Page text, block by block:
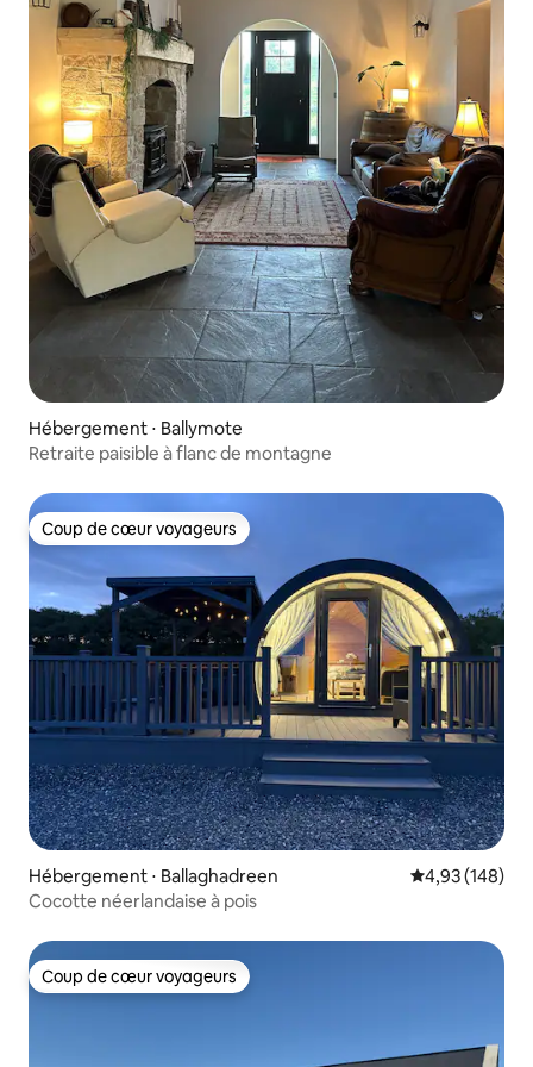
Hébergement ⋅ Ballymote
Retraite paisible à flanc de montagne
Coup de cœur voyageurs
Coup de cœur voyageurs
Hébergement ⋅ Ballaghadreen Évaluation
4,93 (148)
Cocotte néerlandaise à pois
Coup de cœur voyageurs
Coup de cœur voyageurs